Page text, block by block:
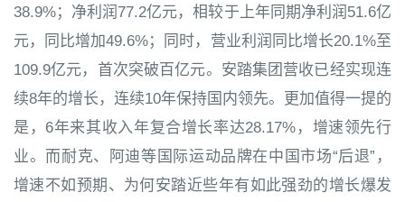
38.9%；净利润77.2亿元，相较于上年同期净利润51.6亿
元，同比增加49.6%；同时，营业利润同比增长20.1%至
109.9亿元，首次突破百亿元。安踏集团营收已经实现连
续8年的增长，连续10年保持国内领先。更加值得一提的
是，6年来其收入年复合增长率达28.17%，增速领先行
业。而耐克、阿迪等国际运动品牌在中国市场“后退”，
增速不如预期、为何安踏近些年有如此强劲的增长爆发